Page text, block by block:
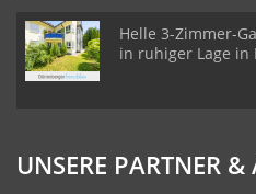
Helle 3-Zimmer-
in ruhiger Lage in
UNSERE PARTNER